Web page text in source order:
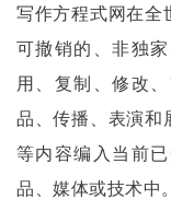
写作方程式网在全
可撤销的、非独
用、复制、修改
品、传播、表演和
等内容编入当前
品、媒体或技术中。